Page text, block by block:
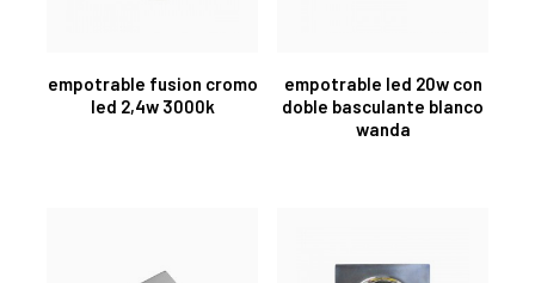
empotrable fusion cromo
led 2,4w 3000k
empotrable led 20w con
doble basculante blanco
wanda